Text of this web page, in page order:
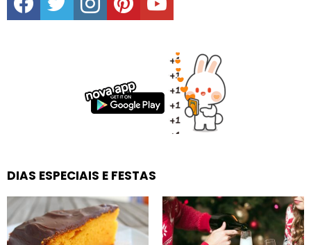
DIAS ESPECIAIS E FESTAS